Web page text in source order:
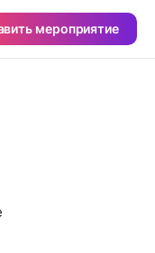
мероприятие